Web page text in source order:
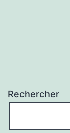
Rechercher